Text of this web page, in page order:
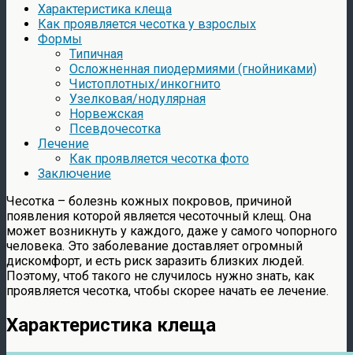
Характеристика клеща
Как проявляется чесотка у взрослых
Формы
Типичная
Осложненная пиодермиями (гнойниками)
Чистоплотных/инкогнито
Узелковая/нодулярная
Норвежская
Псевдочесотка
Лечение
Как проявляется чесотка фото
Заключение
Чесотка – болезнь кожных покровов, причиной
появления которой является чесоточный клещ. Она
может возникнуть у каждого, даже у самого чопорного
человека. Это заболевание доставляет огромный
дискомфорт, и есть риск заразить близких людей.
Поэтому, чтоб такого не случилось нужно знать, как
проявляется чесотка, чтобы скорее начать ее лечение.
Характеристика клеща